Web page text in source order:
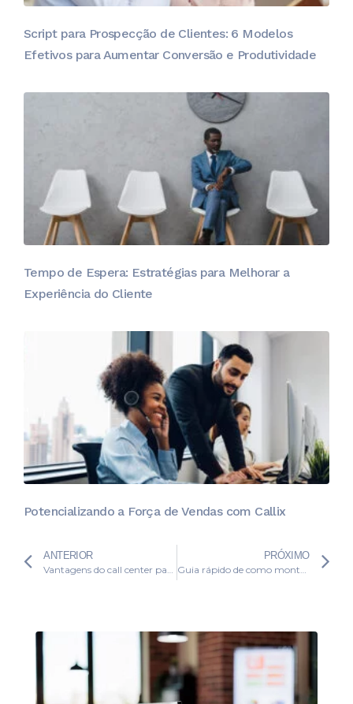
Script para Prospecção de Clientes: 6 Modelos
Efetivos para Aumentar Conversão e Produtividade
Tempo de Espera: Estratégias para Melhorar a
Experiência do Cliente
Potencializando a Força de Vendas com Callix
ANTERIOR
Vantagens do call center para segmento de saúde
PRÓXIMO
Guia rápido de como montar um call center